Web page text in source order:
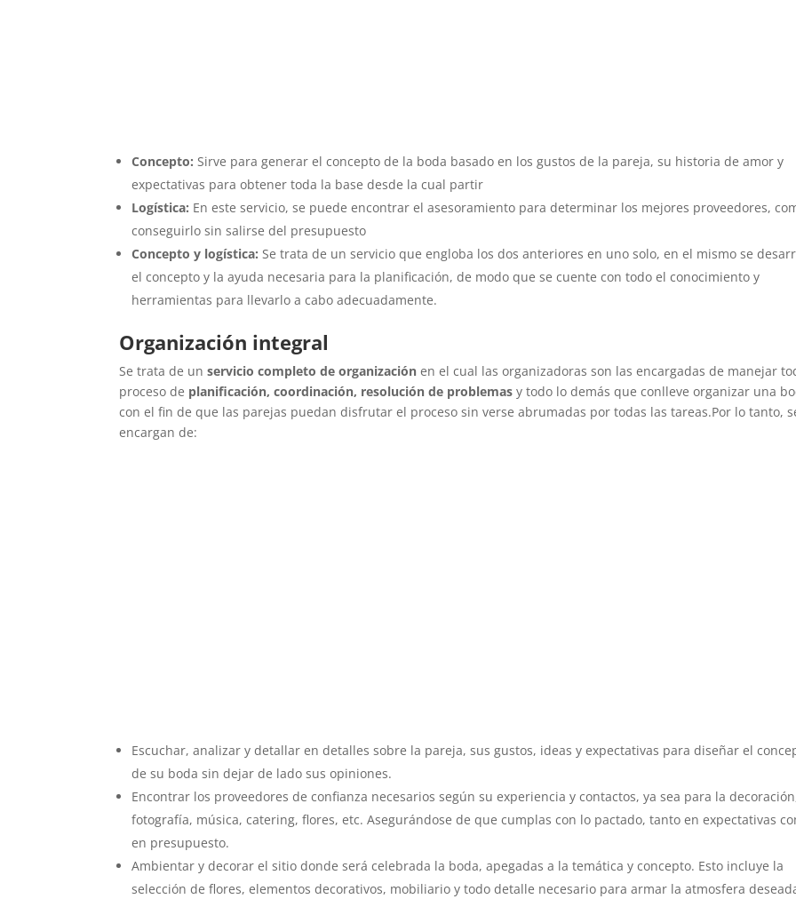
Concepto: Sirve para generar el concepto de la boda basado en los gustos de la pareja, su historia de amor y
expectativas para obtener toda la base desde la cual partir
Logística: En este servicio, se puede encontrar el asesoramiento para determinar los mejores proveedores,
conseguirlo sin salirse del presupuesto
Concepto y logística: Se trata de un servicio que engloba los dos anteriores en uno solo, en el mismo se
el concepto y la ayuda necesaria para la planificación, de modo que se cuente con todo el conocimiento y
herramientas para llevarlo a cabo adecuadamente.
Organización integral
Se trata de un servicio completo de organizaciónen el cual las organizadoras son las encargadas de manejar
proceso de planificación, coordinación, resolución de problemas y todo lo demás que conlleve organizar una
con el fin de que las parejas puedan disfrutar el proceso sin verse abrumadas por todas las tareas.Por lo tanto,
encargan de:
Escuchar, analizar y detallar en detalles sobre la pareja, sus gustos, ideas y expectativas para diseñar el
de su boda sin dejar de lado sus opiniones.
Encontrar los proveedores de confianza necesarios según su experiencia y contactos, ya sea para la
fotografía, música, catering, flores, etc. Asegurándose de que cumplas con lo pactado, tanto en expectativas
en presupuesto.
Ambientar y decorar el sitio donde será celebrada la boda, apegadas a la temática y concepto. Esto incluye la
selección de flores, elementos decorativos, mobiliario y todo detalle necesario para armar la atmosfera